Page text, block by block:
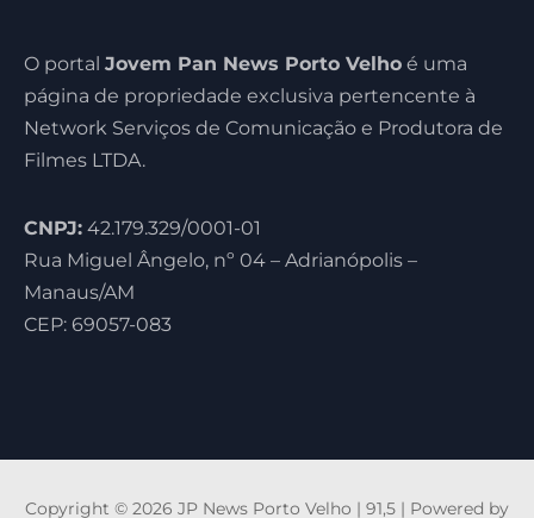
O portal Jovem Pan News Porto Velho é uma
página de propriedade exclusiva pertencente à
Network Serviços de Comunicação e Produtora de
Filmes LTDA.
CNPJ: 42.179.329/0001-01
Rua Miguel Ângelo, nº 04 – Adrianópolis –
Manaus/AM
CEP: 69057-083
Copyright © 2026 JP News Porto Velho | 91,5 | Powered by